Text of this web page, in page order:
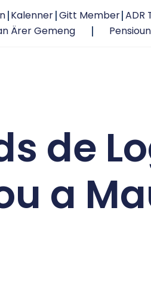
Kalenner Gitt Member ADR
Ärer Gemeng
de
a